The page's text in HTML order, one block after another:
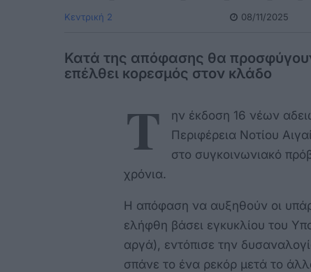
Κεντρική 2 08/11/2025
Κατά της απόφασης θα
επέλθει κορεσμός στον κλάδο
Τ
ην έκδοση 16 νέων
Περιφέρεια Νοτίου
στο συγκοινωνιακό
χρόνια.
Η απόφαση να αυξηθούν οι
ελήφθη βάσει εγκυκλίου του
αργά), εντόπισε την
σπάνε το ένα ρεκόρ μετά το